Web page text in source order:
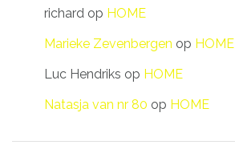
richard op HOME
Marieke Zevenbergen op HOME
Luc Hendriks op HOME
Natasja van nr 80 op HOME